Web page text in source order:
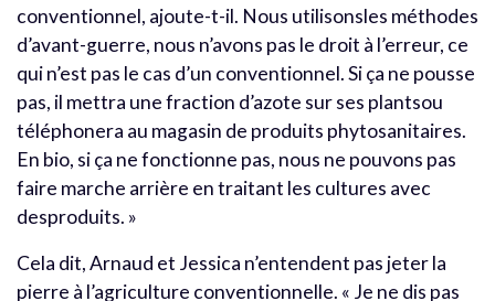
conventionnel, ajoute-t-il. Nous utilisonsles méthodes
d’avant-guerre, nous n’avons pas le droit à l’erreur, ce
qui n’est pas le cas d’un conventionnel. Si ça ne pousse
pas, il mettra une fraction d’azote sur ses plantsou
téléphonera au magasin de produits phytosanitaires.
En bio, si ça ne fonctionne pas, nous ne pouvons pas
faire marche arrière en traitant les cultures avec
desproduits. »
Cela dit, Arnaud et Jessica n’entendent pas jeter la
pierre à l’agriculture conventionnelle. « Je ne dis pas